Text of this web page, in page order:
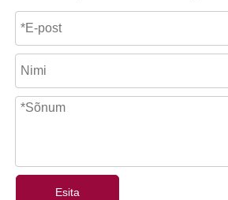
Esita